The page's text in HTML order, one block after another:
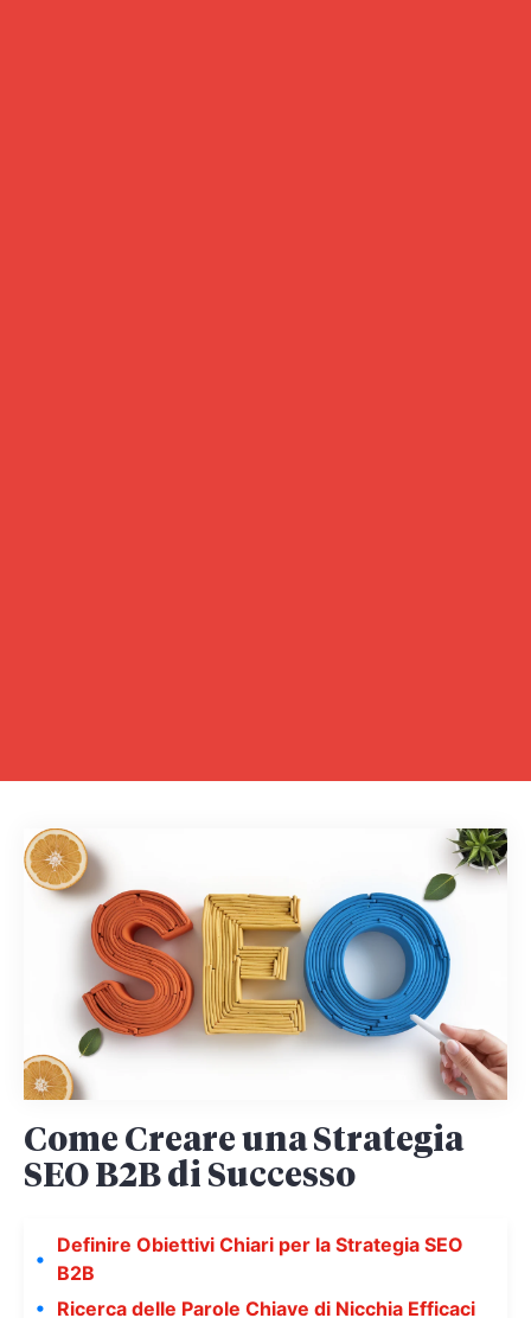
Come Creare una Strategia
SEO B2B di Successo
Definire Obiettivi Chiari per la Strategia SEO
B2B
Ricerca delle Parole Chiave di Nicchia Efficaci